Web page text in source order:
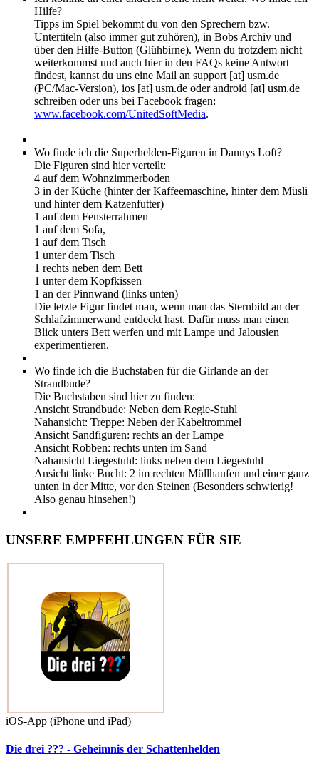
Hilfe?
Tipps im Spiel bekommt du von den Sprechern bzw.
Untertiteln (also immer gut zuhören), in Bobs Archiv und
über den Hilfe-Button (Glühbirne). Wenn du trotzdem nicht
weiterkommst und auch hier in den FAQs keine Antwort
findest, kannst du uns eine Mail an support [at] usm.de
(PC/Mac-Version), ios [at] usm.de oder android [at] usm.de
schreiben oder uns bei Facebook fragen:
www.facebook.com/UnitedSoftMedia.
Wo finde ich die Superhelden-Figuren in Dannys Loft?
Die Figuren sind hier verteilt:
4 auf dem Wohnzimmerboden
3 in der Küche (hinter der Kaffeemaschine, hinter dem Müsli
und hinter dem Katzenfutter)
1 auf dem Fensterrahmen
1 auf dem Sofa,
1 auf dem Tisch
1 unter dem Tisch
1 rechts neben dem Bett
1 unter dem Kopfkissen
1 an der Pinnwand (links unten)
Die letzte Figur findet man, wenn man das Sternbild an der
Schlafzimmerwand entdeckt hast. Dafür muss man einen
Blick unters Bett werfen und mit Lampe und Jalousien
experimentieren.
Wo finde ich die Buchstaben für die Girlande an der
Strandbude?
Die Buchstaben sind hier zu finden:
Ansicht Strandbude: Neben dem Regie-Stuhl
Nahansicht: Treppe: Neben der Kabeltrommel
Ansicht Sandfiguren: rechts an der Lampe
Ansicht Robben: rechts unten im Sand
Nahansicht Liegestuhl: links neben dem Liegestuhl
Ansicht linke Bucht: 2 im rechten Müllhaufen und einer ganz
unten in der Mitte, vor den Steinen (Besonders schwierig!
Also genau hinsehen!)
UNSERE EMPFEHLUNGEN FÜR SIE
iOS-App (iPhone und iPad)
Die drei ??? - Geheimnis der Schattenhelden